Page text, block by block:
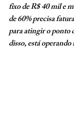
fixo de R$ 40 mil e
de 60% precisa
para atingir o
disso, está